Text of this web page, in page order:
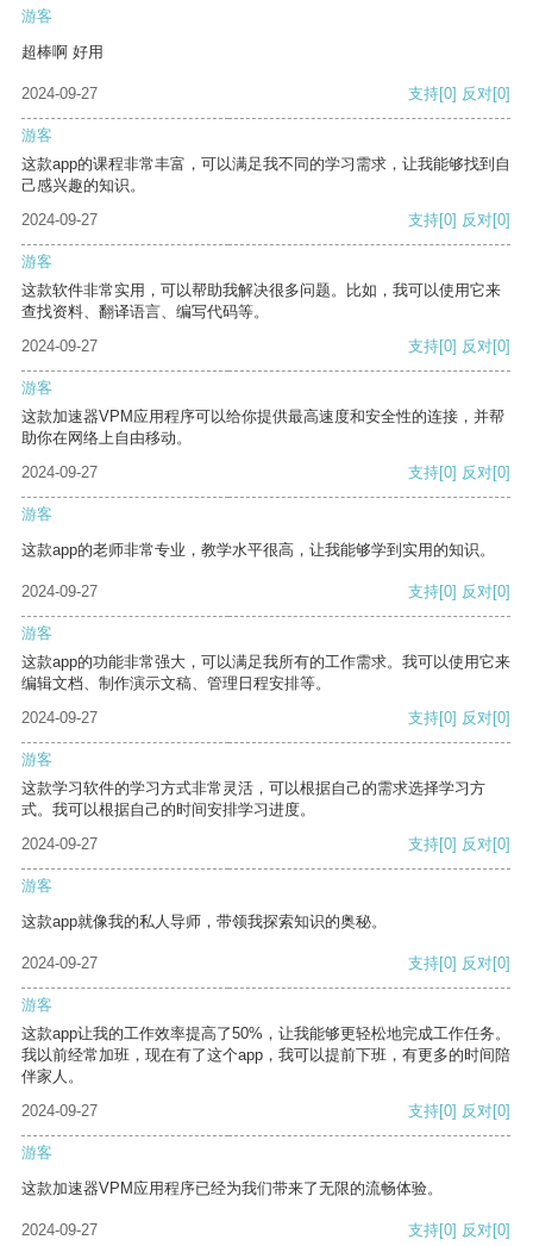
游客
超棒啊 好用
2024-09-27 支持[0] 反对[0]
游客
这款app的课程非常丰富，可以满足我不同的学习需求，让我能够找到自
己感兴趣的知识。
2024-09-27
支持[0] 反对[0]
游客
这款软件非常实用，可以帮助我解决很多问题。比如，我可以使用它来
查找资料、翻译语言、编写代码等。
2024-09-27
支持[0] 反对[0]
游客
这款加速器VPM应用程序可以给你提供最高速度和安全性的连接，并帮
助你在网络上自由移动。
2024-09-27
支持[0] 反对[0]
游客
这款app的老师非常专业，教学水平很高，让我能够学到实用的知识。
2024-09-27 支持[0] 反对[0]
游客
这款app的功能非常强大，可以满足我所有的工作需求。我可以使用它来
编辑文档、制作演示文稿、管理日程安排等。
2024-09-27
支持[0] 反对[0]
游客
这款学习软件的学习方式非常灵活，可以根据自己的需求选择学习方
式。我可以根据自己的时间安排学习进度。
2024-09-27
支持[0] 反对[0]
游客
这款app就像我的私人导师，带领我探索知识的奥秘。
2024-09-27 支持[0] 反对[0]
游客
这款app让我的工作效率提高了50%，让我能够更轻松地完成工作任务。
我以前经常加班，现在有了这个app，我可以提前下班，有更多的时间陪
伴家人。
2024-09-27
支持[0] 反对[0]
游客
这款加速器VPM应用程序已经为我们带来了无限的流畅体验。
2024-09-27 支持[0] 反对[0]